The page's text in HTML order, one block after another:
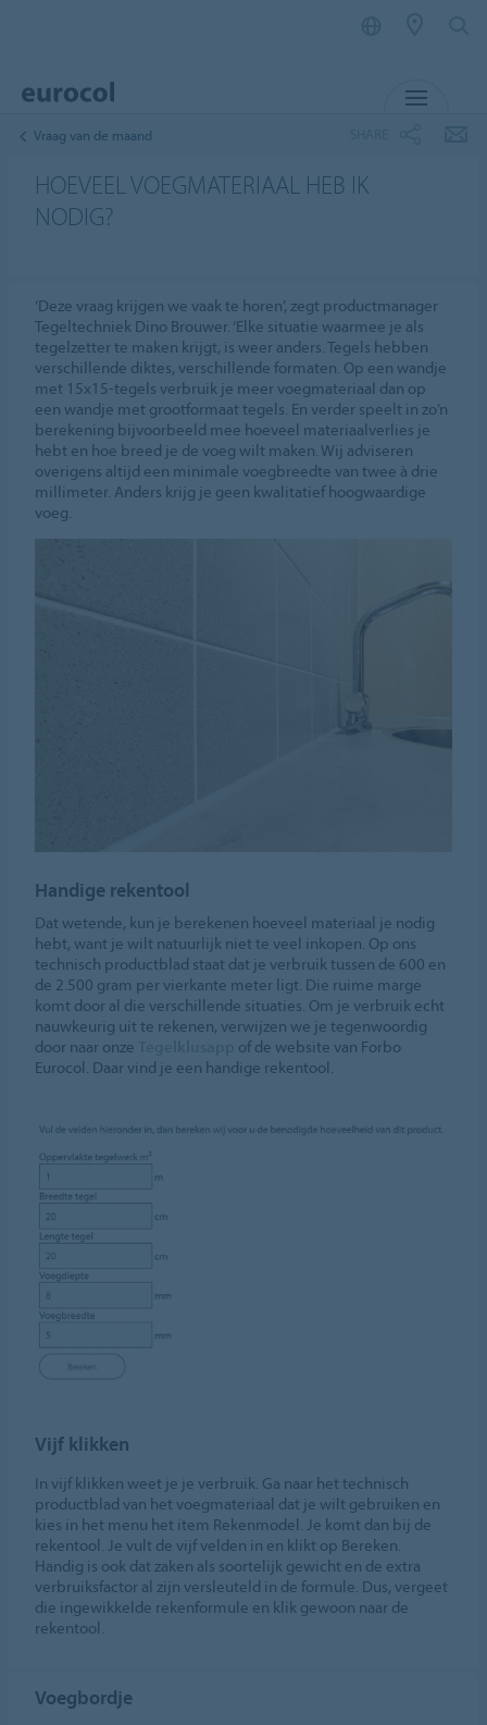
Vraag van de maand
HOEVEEL VOEGMATERIAAL HEB IK
NODIG?
‘Deze vraag krijgen we vaak te horen’, zegt productmanager
Tegeltechniek Dino Brouwer. ‘Elke situatie waarmee je als
tegelzetter te maken krijgt, is weer anders. Tegels hebben
verschillende diktes, verschillende formaten. Op een wandje
met 15x15-tegels verbruik je meer voegmateriaal dan op
een wandje met grootformaat tegels. En verder speelt in zo’n
berekening bijvoorbeeld mee hoeveel materiaalverlies je
hebt en hoe breed je de voeg wilt maken. Wij adviseren
overigens altijd een minimale voegbreedte van twee à drie
millimeter. Anders krijg je geen kwalitatief hoogwaardige
voeg.
Handige rekentool
Dat wetende, kun je berekenen hoeveel materiaal je nodig
hebt, want je wilt natuurlijk niet te veel inkopen. Op ons
technisch productblad staat dat je verbruik tussen de 600 en
de 2.500 gram per vierkante meter ligt. Die ruime marge
komt door al die verschillende situaties. Om je verbruik echt
nauwkeurig uit te rekenen, verwijzen we je tegenwoordig
door naar onze
of de website van Forbo
Eurocol. Daar vind je een handige rekentool.
Vijf klikken
In vijf klikken weet je je verbruik. Ga naar het technisch
productblad van het voegmateriaal dat je wilt gebruiken en
kies in het menu het item Rekenmodel. Je komt dan bij de
rekentool. Je vult de vijf velden in en klikt op Bereken.
Handig is ook dat zaken als soortelijk gewicht en de extra
verbruiksfactor al zijn versleuteld in de formule. Dus, vergeet
die ingewikkelde rekenformule en klik gewoon naar de
rekentool.
Voegbordje